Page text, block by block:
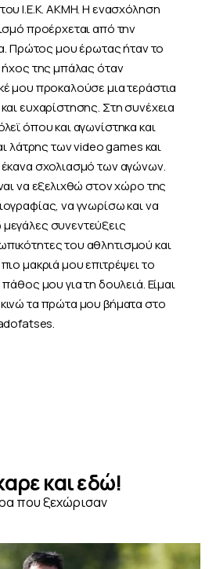
Ι.Ε.Κ. ΑΚΜΗ. Η ενασχόληση
προέρχεται από την
Πρώτος μου έρωτας ήταν το
της μπάλας όταν
μου προκαλούσε μια τεράστια
ευχαρίστησης. Στη συνέχεια
όπου και αγωνίστηκα και
λάτρης των video games και
σχολιασμό των αγώνων.
να εξελιχθώ στον χώρο της
να γνωρίσω και να
συνεντεύξεις
του αθλητισμού και
μακριά μου επιτρέψει το
μου για τη δουλειά. Είμαι
τα πρώτα μου βήματα στο
και εδώ!
που ξεχώρισαν